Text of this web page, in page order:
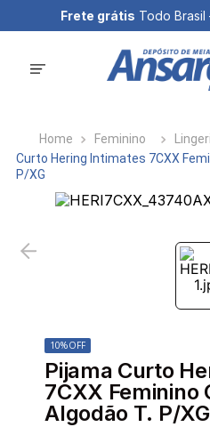
Frete grátis Todo
Feminino
Curto Hering Intimates 7CXX
P/XG
10%OFF
Pijama Curto
7CXX Feminino
Algodão T. P/XG